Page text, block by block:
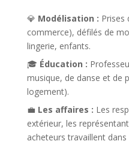
💎 Modélisation : Prises
commerce), défilés de
lingerie, enfants.
🎓 Éducation :
musique, de danse et de
logement).
💼 Les affaires : Les
extérieur, les
acheteurs travaillent